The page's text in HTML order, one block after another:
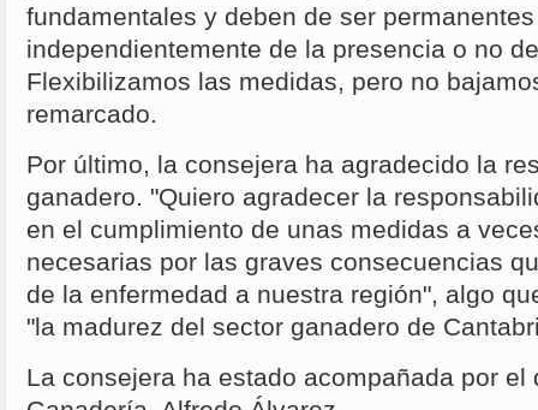
fundamentales y deben de ser
independientemente de la presencia o no
Flexibilizamos las medidas, pero no
remarcado.
Por último, la consejera ha agradecido la
ganadero. "Quiero agradecer la
en el cumplimiento de unas medidas a
necesarias por las graves consecuencias
de la enfermedad a nuestra región", algo
"la madurez del sector ganadero de
La consejera ha estado acompañada por el